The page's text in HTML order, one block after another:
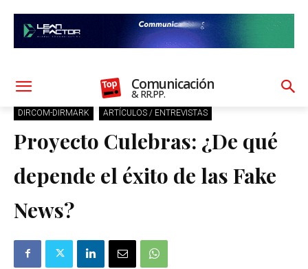
Comunicación
& RR.PP.
DIRCOM-DIRMARK ARTÍCULOS / ENTREVISTAS
Proyecto Culebras: ¿De qué
depende el éxito de las Fake
News?